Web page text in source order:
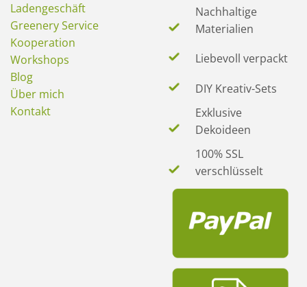
Ladengeschäft
Greenery Service
Kooperation
Workshops
Blog
Über mich
Kontakt
Nachhaltige
Materialien
Liebevoll verpackt
DIY Kreativ-Sets
Exklusive
Dekoideen
100% SSL
verschlüsselt